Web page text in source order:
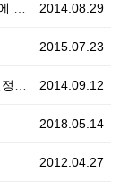
2014.08.29
2015.07.23
2014.09.12
…
2018.05.14
2012.04.27